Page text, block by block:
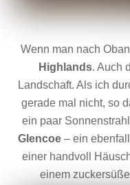
Wenn man nach
Highlands. Auch
Landschaft. Als ich
gerade mal nicht, so
ein paar
Glencoe – ein
einer handvoll
einem